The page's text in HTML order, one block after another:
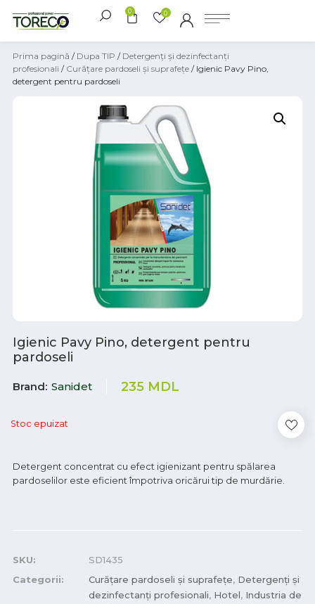
0 0
Prima pagină / Dupa TIP / Detergenți și dezinfectanți
profesionali / Curățare pardoseli și suprafețe / Igienic Pavy Pino,
detergent pentru pardoseli
Igienic Pavy Pino, detergent pentru
pardoseli
Brand Sanidet 235 MDL
Stoc epuizat
Detergent concentrat cu efect igienizant pentru spălarea
pardoselilor este eficient împotriva oricărui tip de murdărie.
SKU:
SD1435
Categorii:
Curățare pardoseli și suprafețe, Detergenți și
dezinfectanți profesionali, Hotel, Industria de